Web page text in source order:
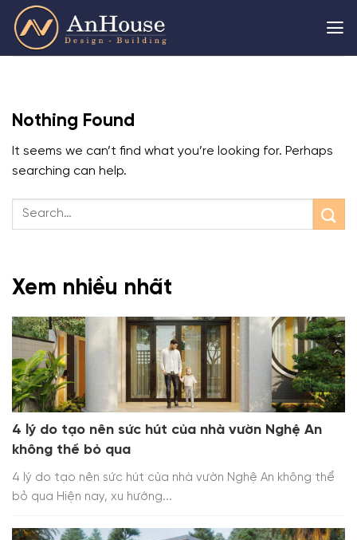
Skip
content
Nothing Found
It seems we can’t find what you’re looking for. Perhaps
searching can help.
Xem nhiều nhất
4 lý do tạo nên sức hút của nhà vườn Nghệ An
không thể bỏ qua
4 lý do tạo nên sức hút của nhà vườn Nghệ An không thể
bỏ qua Hiện nay, xu hướng...